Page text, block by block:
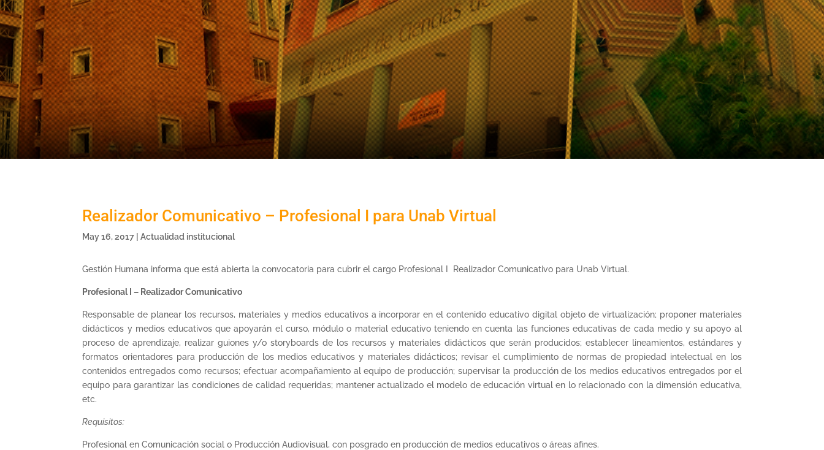
Realizador Comunicativo – Profesional I para Unab Virtual
May 16, 2017 |Actualidad institucional
Gestión Humana informa que está abierta la convocatoria para cubrir el cargo Profesional I Realizador Comunicativo para Unab Virtual.
Profesional I – Realizador Comunicativo
Responsable de planear los recursos, materiales y medios educativos a incorporar en el contenido educativo digital objeto de virtualización; proponer materiales
didácticos y medios educativos que apoyarán el curso, módulo o material educativo teniendo en cuenta las funciones educativas de cada medio y su apoyo al
proceso de aprendizaje, realizar guiones y/o storyboards de los recursos y materiales didácticos que serán producidos; establecer lineamientos, estándares y
formatos orientadores para producción de los medios educativos y materiales didácticos; revisar el cumplimiento de normas de propiedad intelectual en los
contenidos entregados como recursos; efectuar acompañamiento al equipo de producción; supervisar la producción de los medios educativos entregados por el
equipo para garantizar las condiciones de calidad requeridas; mantener actualizado el modelo de educación virtual en lo relacionado con la dimensión educativa,
etc.
Requisitos:
Profesional en Comunicación social o Producción Audiovisual, con posgrado en producción de medios educativos o áreas afines.